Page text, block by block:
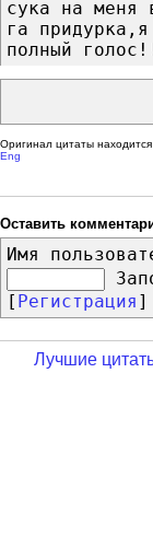
сука на меня
га
полный
Оригинал цитаты
Eng
Оставить
Имя
[ Регистрация ]
Лучшие